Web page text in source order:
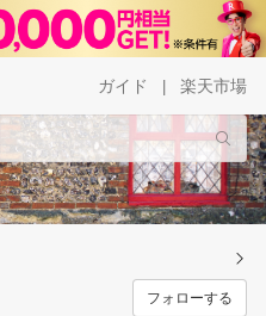
ガイド 楽天市場
フォローする